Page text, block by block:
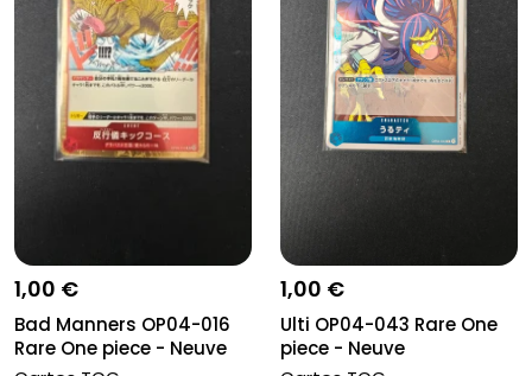
1,00 €
Bad Manners OP04-016
Rare One piece - Neuve
1,00 €
Ulti OP04-043 Rare One
piece - Neuve